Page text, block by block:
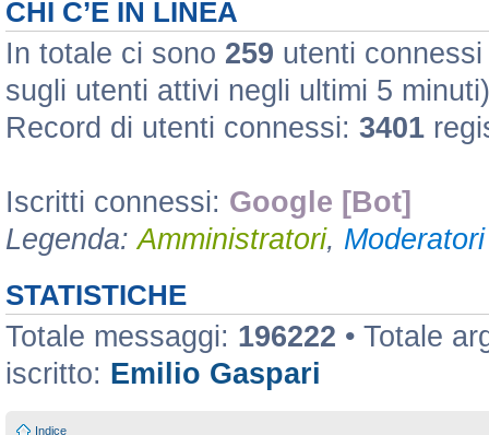
CHI C’È IN LINEA
In totale ci sono 259 utenti
sugli utenti attivi negli ultimi 5 minuti)
Record di utenti connessi: 3401
Iscritti connessi: Google [Bot]
Legenda:Amministratori,
STATISTICHE
Totale messaggi: 196222 • Totale
iscritto: Emilio Gaspari
Indice